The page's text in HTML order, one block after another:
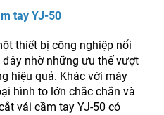
tay YJ-50
thiết bị công nghiệp nổi
nhờ những ưu thế vượt
hiệu quả. Khác với máy
hình to lớn chắc chắn và
vải cầm tay YJ-50 có